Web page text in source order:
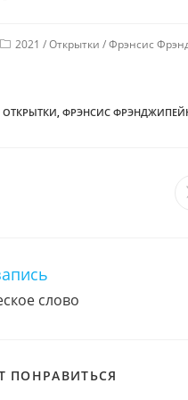
2021 /Открытки /Фрэнсис
ОТКРЫТКИ ФРЭНСИС
слово
ПОНРАВИТЬСЯ